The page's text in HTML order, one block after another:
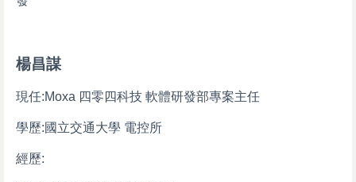
楊昌謀
現任:Moxa 四零四科技 軟體研發部專案主任
學歷:國立交通大學 電控所
經歷: